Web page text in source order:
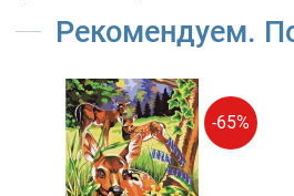
Рекомендуем.
-65%